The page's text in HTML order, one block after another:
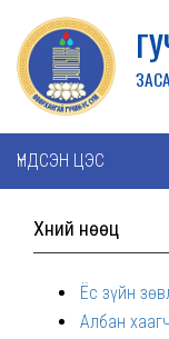
ҮНДСЭН ЦЭС
Хүний нөөц
Ёс зүйн
Албан